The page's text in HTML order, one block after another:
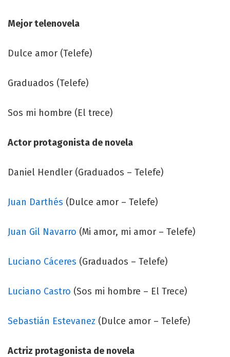
Mejor telenovela
Dulce amor (Telefe)
Graduados (Telefe)
Sos mi hombre (El trece)
Actor protagonista de novela
Daniel Hendler (Graduados – Telefe)
Juan Darthés (Dulce amor – Telefe)
Juan Gil Navarro (Mi amor, mi amor – Telefe)
Luciano Cáceres (Graduados – Telefe)
Luciano Castro (Sos mi hombre – El Trece)
Sebastián Estevanez (Dulce amor – Telefe)
Actriz protagonista de novela